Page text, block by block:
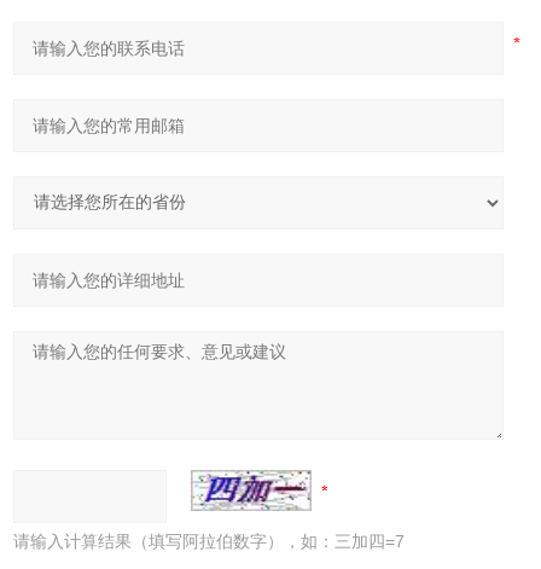
请输入计算结果（填写阿拉伯数字），如：三加四=7